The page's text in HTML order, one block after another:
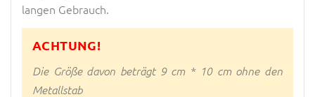
langen Gebrauch.
ACHTUNG!
Die Größe davon beträgt 9 cm * 10 cm ohne den
Metallstab